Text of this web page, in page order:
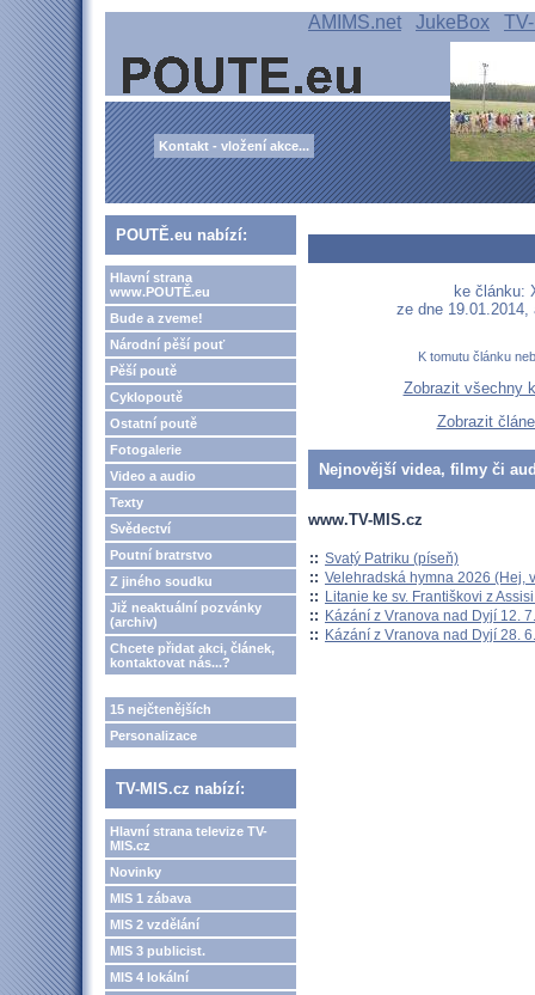
AMIMS.net JukeBox
Kontakt - vložení akce...
POUTĚ.eu nabízí:
Hlavní strana
www.POUTĚ.eu
Bude a zveme!
Národní pěší pouť
Pěší poutě
Cyklopoutě
Ostatní poutě
Fotogalerie
Video a audio
Texty
Svědectví
Poutní bratrstvo
Z jiného soudku
Již neaktuální pozvánky
(archiv)
Chcete přidat akci, článek,
kontaktovat nás...?
15 nejčtenějších
Personalizace
TV-MIS.cz nabízí:
Hlavní strana televize TV-
MIS.cz
Novinky
MIS 1 zábava
MIS 2 vzdělání
MIS 3 publicist.
MIS 4 lokální
ke článku:
ze dne
K tomutu článku
Zobrazit všechny
Zobrazit
Nejnovější videa, filmy či
www.TV-MIS.cz
:: Svatý Patriku (píseň)
:: Velehradská hymna 2026 (Hej,
:: Litanie ke sv. Františkovi z
:: Kázání z Vranova nad Dyjí 12.
:: Kázání z Vranova nad Dyjí 28.